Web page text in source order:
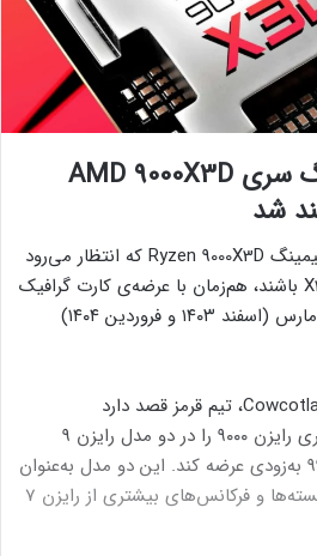
پردازنده‌های گیمینگ سری AMD 9000X3D
شد
گفته می‌شود پردازنده‌های گیمینگ Ryzen 9000X3D که انتظار می‌رود
سریع‌ترین سی‌پی‌یوهای X3D باشند، هم‌زمان با عرضه‌ی کارت گرافیک
AMD سری RX 9070 در ماه مارس (اسفند ۱۴۰۳ و فروردین ۱۴۰۴)
براساس گزارش نشریه‌ی Cowcotland، تیم قرمز قصد دارد
سی‌پی‌یوهای جدید X3D سری رایزن ۹۰۰۰ را در دو مدل رایزن 9
9950X3D و رایزن 9 9900X3D به‌زودی عرضه کند. این دو مدل به‌عنوان
نسخه‌های پرچم‌دار، تعداد هسته‌ها و فرکانس‌های بیشتری از رایزن 7